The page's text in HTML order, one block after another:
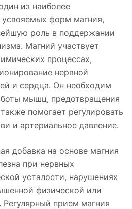
из наиболее
форм магния,
роль в поддержании
Магний участвует
процессах,
нервной
и сердца. Он необходим
мышц, предотвращения
помогает регулировать
и артериальное давление.
добавка на основе магния
при нервных
усталости, нарушениях
физической или
Регулярный прием магния